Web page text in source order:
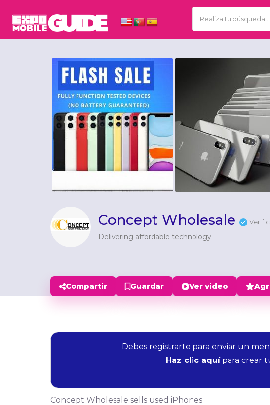
Concept Wholesale
Delivering affordable technology
Compartir Guardar Ver video
Debes registrarte para enviar un
Haz clic aquípara crear
Concept Wholesale sells used iPhones